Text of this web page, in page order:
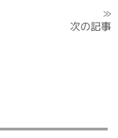
≫
次の記事